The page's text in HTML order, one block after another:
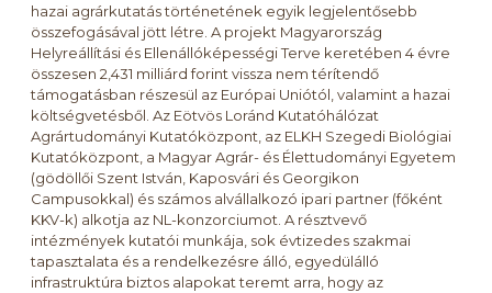
hazai agrárkutatás történetének egyik legjelentősebb
összefogásával jött létre. A projekt Magyarország
Helyreállítási és Ellenállóképességi Terve keretében 4 évre
összesen 2,431 milliárd forint vissza nem térítendő
támogatásban részesül az Európai Uniótól, valamint a hazai
költségvetésből. Az Eötvös Loránd Kutatóhálózat
Agrártudományi Kutatóközpont, az ELKH Szegedi Biológiai
Kutatóközpont, a Magyar Agrár- és Élettudományi Egyetem
(gödöllői Szent István, Kaposvári és Georgikon
Campusokkal) és számos alvállalkozó ipari partner (főként
KKV-k) alkotja az NL-konzorciumot. A résztvevő
intézmények kutatói munkája, sok évtizedes szakmai
tapasztalata és a rendelkezésre álló, egyedülálló
infrastruktúra biztos alapokat teremt arra, hogy az